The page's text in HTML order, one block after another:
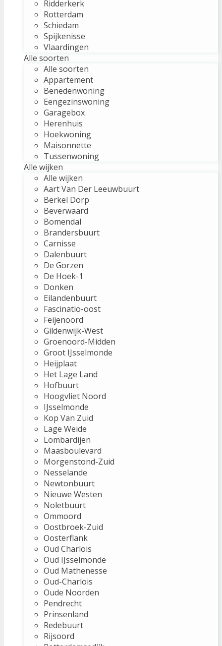
Ridderkerk
Rotterdam
Schiedam
Spijkenisse
Vlaardingen
Alle soorten
Alle soorten
Appartement
Benedenwoning
Eengezinswoning
Garagebox
Herenhuis
Hoekwoning
Maisonnette
Tussenwoning
Alle wijken
Alle wijken
Aart Van Der Leeuwbuurt
Berkel Dorp
Beverwaard
Bomendal
Brandersbuurt
Carnisse
Dalenbuurt
De Gorzen
De Hoek-1
Donken
Eilandenbuurt
Fascinatio-oost
Feijenoord
Gildenwijk-West
Groenoord-Midden
Groot IJsselmonde
Heijplaat
Het Lage Land
Hofbuurt
Hoogvliet Noord
IJsselmonde
Kop Van Zuid
Lage Weide
Lombardijen
Maasboulevard
Morgenstond-Zuid
Nesselande
Newtonbuurt
Nieuwe Westen
Noletbuurt
Ommoord
Oostbroek-Zuid
Oosterflank
Oud Charlois
Oud IJsselmonde
Oud Mathenesse
Oud-Charlois
Oude Noorden
Pendrecht
Prinsenland
Redebuurt
Rijsoord